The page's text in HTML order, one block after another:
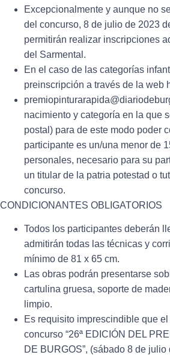
Excepcionalmente y aunque no
del concurso, 8 de julio de 2023
permitirán realizar inscripciones
del Sarmental.
En el caso de las categorías
preinscripción a través de la web
nacimiento y categoría en la que
postal) para de este modo poder
participante es un/una menor de
personales, necesario para su
un titular de la patria potestad o
concurso.
CONDICIONANTES OBLIGATORIOS
Todos los participantes deberán
admitirán todas las técnicas y
mínimo de 81 x 65 cm.
Las obras podrán presentarse
cartulina gruesa, soporte de
limpio.
Es requisito imprescindible que
concurso “26ª EDICIÓN DEL
DE BURGOS”, (sábado 8 de